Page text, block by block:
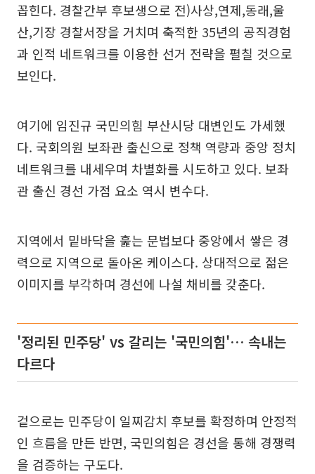
꼽힌다. 경찰간부 후보생으로 전)사상,연제,동래,울
산,기장 경찰서장을 거치며 축적한 35년의 공직경험
과 인적 네트워크를 이용한 선거 전략을 펼칠 것으로
보인다.
여기에 임진규 국민의힘 부산시당 대변인도 가세했
다. 국회의원 보좌관 출신으로 정책 역량과 중앙 정치
네트워크를 내세우며 차별화를 시도하고 있다. 보좌
관 출신 경선 가점 요소 역시 변수다.
지역에서 밑바닥을 훑는 문법보다 중앙에서 쌓은 경
력으로 지역으로 돌아온 케이스다. 상대적으로 젊은
이미지를 부각하며 경선에 나설 채비를 갖춘다.
'정리된 민주당' vs 갈리는 '국민의힘'… 속내는
다르다
겉으로는 민주당이 일찌감치 후보를 확정하며 안정적
인 흐름을 만든 반면, 국민의힘은 경선을 통해 경쟁력
을 검증하는 구도다.